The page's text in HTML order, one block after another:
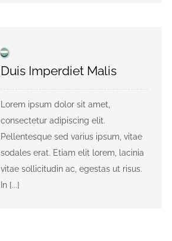
Duis Imperdiet Malis
Lorem ipsum dolor sit amet,
consectetur adipiscing elit.
Pellentesque sed varius ipsum, vitae
sodales erat. Etiam elit lorem, lacinia
vitae sollicitudin ac, egestas ut risus.
In [...]